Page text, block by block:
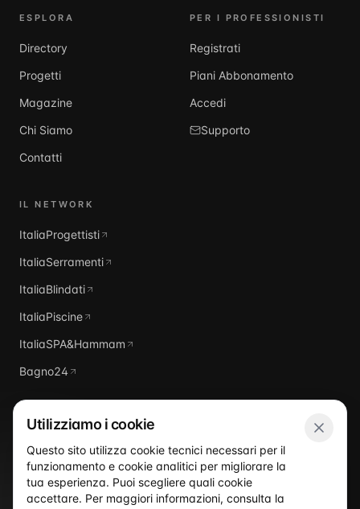
ESPLORA
Directory
Progetti
Magazine
Chi Siamo
Contatti
PER I PROFESSIONISTI
Registrati
Piani Abbonamento
Accedi
Supporto
IL NETWORK
ItaliaProgettisti
ItaliaSerramenti
ItaliaBlindati
ItaliaPiscine
ItaliaSPA&Hammam
Bagno24
ItaliaDomus
Utilizziamo i cookie
Questo sito utilizza cookie tecnici necessari per il
funzionamento e cookie analitici per migliorare la
tua esperienza. Puoi scegliere quali cookie
accettare. Per maggiori informazioni, consulta la